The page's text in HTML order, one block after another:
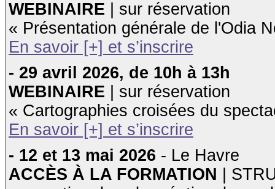
WEBINAIRE
| sur réservation
« Présentation générale de l'Odia
En savoir [+] et s’inscrire
- 29 avril 2026, de 10h à 13h
WEBINAIRE
| sur réservation
« Cartographies croisées du
En savoir [+] et s’inscrire
- 12 et 13 mai 2026 - Le Havre
ACCÈS À LA FORMATION
|